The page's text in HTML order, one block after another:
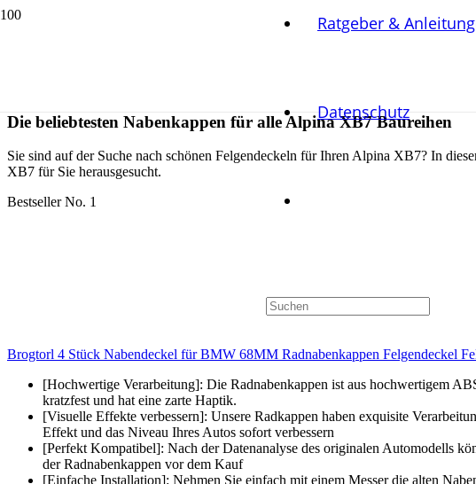
Ratgeber &
Datenschutz
Die beliebtesten Nabenkappen für alle Alpina XB7 Baureihen
Sie sind auf der Suche nach schönen Felgendeckeln für Ihren Alpina XB7? In
XB7 für Sie herausgesucht.
Bestseller No. 1
Brogtorl 4 Stück Nabendeckel für BMW 68MM Radnabenkappen Felgendeckel
[Hochwertige Verarbeitung]: Die Radnabenkappen ist aus hochwertigem
kratzfest und hat eine zarte Haptik.
[Visuelle Effekte verbessern]: Unsere Radkappen haben exquisite
Effekt und das Niveau Ihres Autos sofort verbessern
[Perfekt Kompatibel]: Nach der Datenanalyse des originalen Automodells
der Radnabenkappen vor dem Kauf
[Einfache Installation]: Nehmen Sie einfach mit einem Messer die alten